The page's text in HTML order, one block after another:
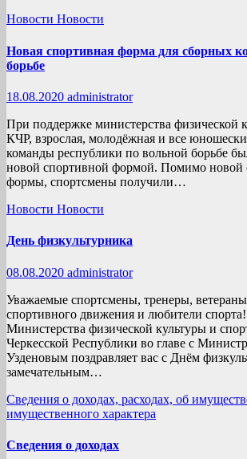
Новости Новости
Новая спортивная форма для сборных
борьбе
18.08.2020 administrator
При поддержке министерства физической
КЧР, взрослая, молодёжная и все
команды республики по вольной борьбе
новой спортивной формой. Помимо новой
формы, спортсмены получили…
Новости Новости
День физкультурника
08.08.2020 administrator
Уважаемые спортсмены, тренеры,
спортивного движения и любители
Министерства физической культуры и
Черкесской Республики во главе с
Узденовым поздравляет вас с Днём
замечательным…
Сведения о доходах, расходах, об
имущественного характера
Сведения о доходах